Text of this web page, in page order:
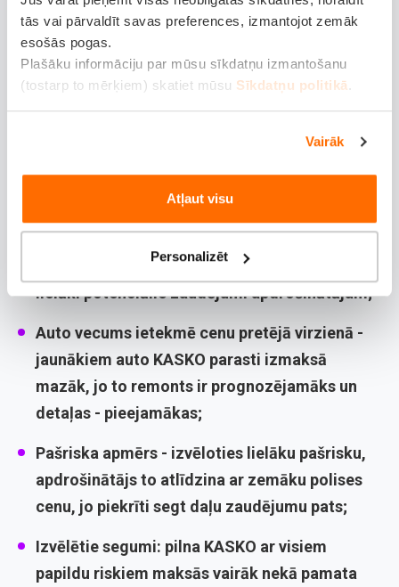
tās vai pārvaldīt savas preferences, izmantojot zemāk
esošās pogas.
Plašāku informāciju par mūsu sīkdatņu izmantošanu
(tostarp to mērķiem) skatiet mūsu Sīkdatņu politikā
Vairāk
Atļaut visu
Personalizēt
negadījuma radītus postījumus neatkarīgi no tā, kurš ir
vainīgais. Citiem vārdiem sakot: ja iebrauc grāvī paša
kļūdas dēļ vai vētras laikā uz auto jumta uzgāžas koks,
KASKO polises cena parasti sākas no 200-800 EUR gadā.
Summa var būt gan ievērojami zemāka, gan augstāka
atkarībā no vairākiem faktoriem:
transportlīdzeklis, jo augstāka polises cena, jo
lielāki potenciālie zaudējumi apdrošinātājam;
Auto vecums ietekmē cenu pretējā virzienā -
jaunākiem auto KASKO parasti izmaksā
mazāk, jo to remonts ir prognozējamāks un
detaļas - pieejamākas;
Pašriska apmērs - izvēloties lielāku pašrisku,
apdrošinātājs to atlīdzina ar zemāku polises
cenu, jo piekrīti segt daļu zaudējumu pats;
Izvēlētie segumi: pilna KASKO ar visiem
papildu riskiem maksās vairāk nekā pamata